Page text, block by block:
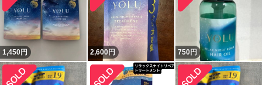
1,450円 2,600円 750円